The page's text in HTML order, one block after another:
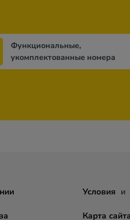
Функциональные,
укомплектованные номера
Условия и
Карта